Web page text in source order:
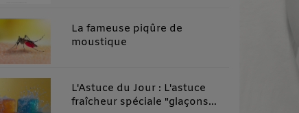
La fameuse piqûre de
moustique
L'Astuce du Jour : L'astuce
fraîcheur spéciale "glaçons